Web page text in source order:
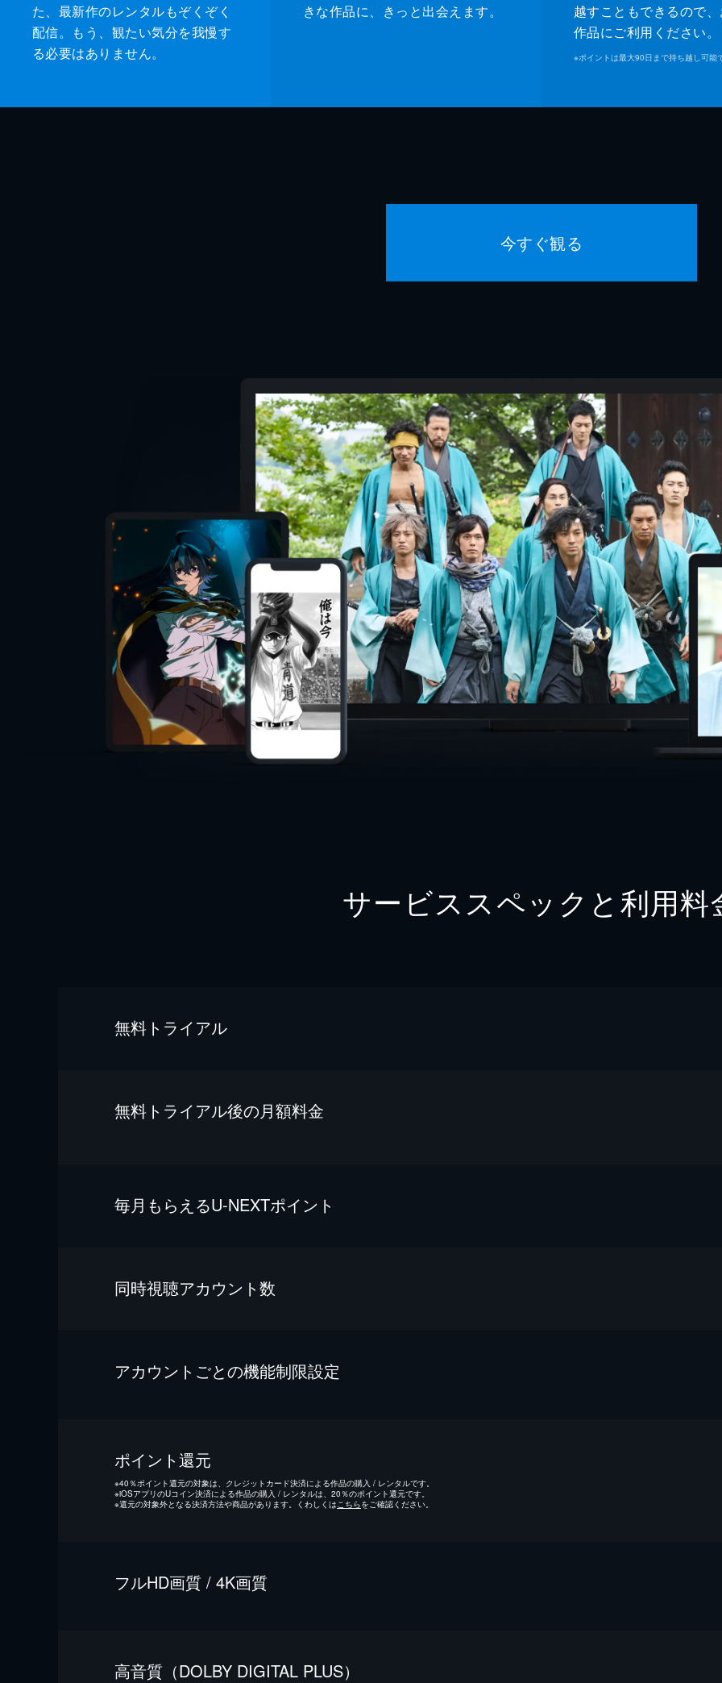
た、最新作のレンタルもぞくぞく
配信。もう、観たい気分を我慢す
る必要はありません。
きな作品に、きっと出会えます。
越すこともできるので
作品にご利用ください。
※ポイントは最大90日まで持ち越し可能
今すぐ観る
サービススペックと利用料
無料トライアル
無料トライアル後の⽉額料金
毎⽉もらえるU-NEXTポイント
同時視聴アカウント数
アカウントごとの機能制限設定
ポイント還元
※40％ポイント還元の対象は、クレジットカード決済による作品の購入 / レンタルです。
※iOSアプリのUコイン決済による作品の購入 / レンタルは、20％のポイント還元です。
※還元の対象外となる決済方法や商品があります。くわしくは こちらをご確認ください。
フルHD画質 / 4K画質
⾼⾳質（DOLBY DIGITAL PLUS）